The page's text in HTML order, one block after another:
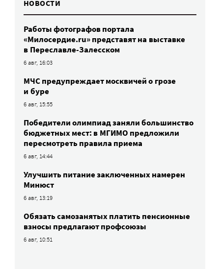
НОВОСТИ
Работы фотографов портала
«Милосердие.ru» представят на выставке
в Переславле-Залесском
6 авг, 16:03
МЧС предупреждает москвичей о грозе
и буре
6 авг, 15:55
Победители олимпиад заняли большинство
бюджетных мест: в МГИМО предложили
пересмотреть правила приема
6 авг, 14:44
Улучшить питание заключенных намерен
Минюст
6 авг, 13:19
Обязать самозанятых платить пенсионные
взносы предлагают профсоюзы
6 авг, 10:51